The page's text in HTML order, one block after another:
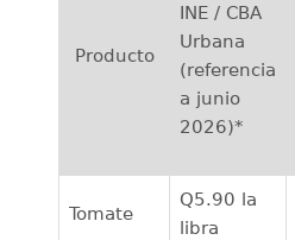
Producto
INE / CBA
Urbana
(referencia
a junio
2026)*
Tomate
Q5.90 la
libra